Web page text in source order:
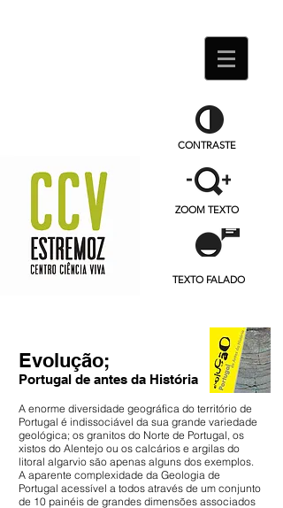
CONTRASTE
ZOOM TEXTO
TEXTO FALADO
Evolução;
Portugal de antes da História
A enorme diversidade geográfica do território de
Portugal é indissociável da sua grande variedade
geológica; os granitos do Norte de Portugal, os
xistos do Alentejo ou os calcários e argilas do
litoral algarvio são apenas alguns dos exemplos.
A aparente complexidade da Geologia de
Portugal acessível a todos através de um conjunto
de 10 painéis de grandes dimensões associados